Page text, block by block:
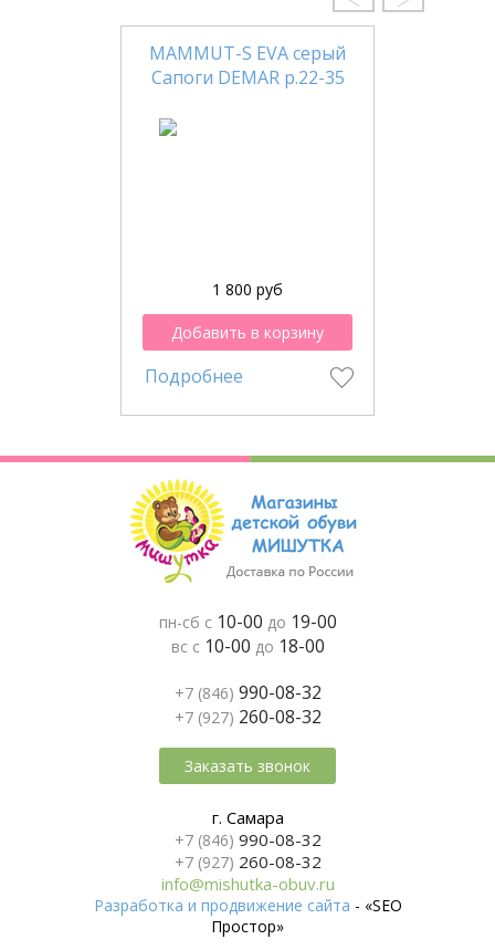
MAMMUT-S EVA серый
Сапоги DEMAR р.22-35
1 800 руб
Добавить в корзину
Подробнее
пн-сб с 10-00 до 19-00
вс с 10-00 до 18-00
+7 (846) 990-08-32
+7 (927) 260-08-32
Заказать звонок
г. Самара
+7 (846) 990-08-32
+7 (927) 260-08-32
info@mishutka-obuv.ru
Разработка и продвижение сайта - «SEO
Простор»